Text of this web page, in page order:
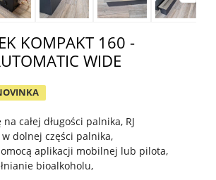
KOMPAKT 160 -
WIDE
całej długości palnika, RJ
dolnej części palnika,
aplikacji mobilnej lub pilota,
bioalkoholu,